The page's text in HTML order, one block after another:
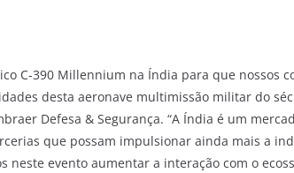
C-390 Millennium na Índia para que nossos
desta aeronave multimissão militar do
Defesa & Segurança. “A Índia é um
que possam impulsionar ainda mais a
neste evento aumentar a interação com o